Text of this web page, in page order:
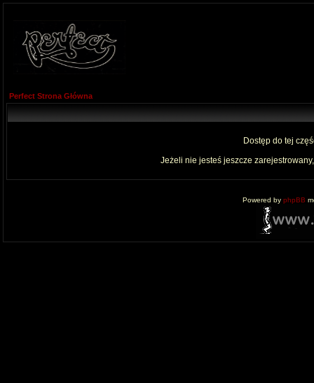
Perfect Strona Główna
Dostęp do tej
Jeżeli nie jesteś jeszcze
Powered by phpBB